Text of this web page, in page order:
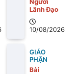
Người
Lãnh Đạo
10/08/2026
GIÁO
PHẬN
Bài